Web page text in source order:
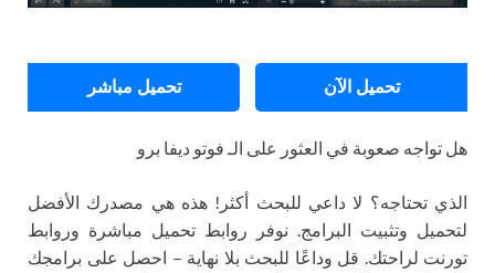
تحميل الآن تحميل مباشر
هل تواجه صعوبة في العثور على الـ فوتو ديفا برو
الذي تحتاجه؟ لا داعي للبحث أكثر! هذه هي مصدرك الأفضل
لتحميل وتثبيت البرامج. نوفر روابط تحميل مباشرة وروابط
تورنت لراحتك. قل وداعًا للبحث بلا نهاية – احصل على برامجك